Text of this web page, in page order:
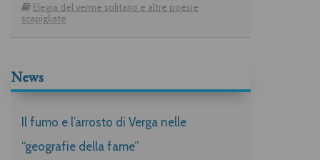
Elegia del verme solitario e altre poesie
scapigliate
News
Il fumo e l’arrosto di Verga nelle
“geografie della fame”